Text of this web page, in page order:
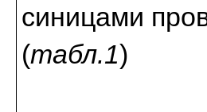
синицами
(табл.1)